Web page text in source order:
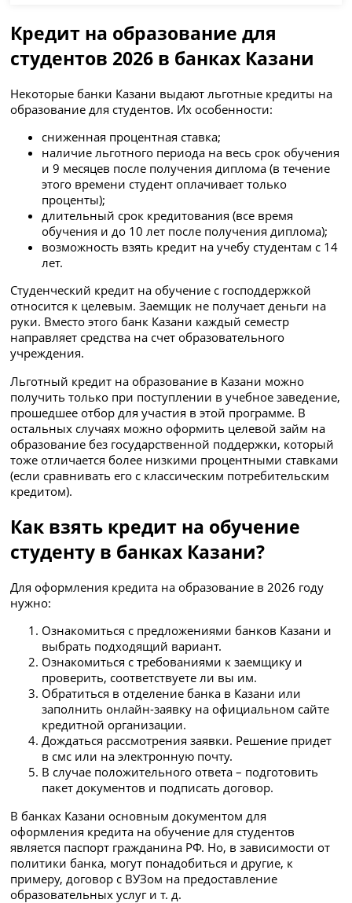
Кредит на образование для
студентов 2026 в банках Казани
Некоторые банки Казани выдают льготные кредиты на
образование для студентов. Их особенности:
сниженная процентная ставка;
наличие льготного периода на весь срок обучения
и 9 месяцев после получения диплома (в течение
этого времени студент оплачивает только
проценты);
длительный срок кредитования (все время
обучения и до 10 лет после получения диплома);
возможность взять кредит на учебу студентам с 14
лет.
Студенческий кредит на обучение с господдержкой
относится к целевым. Заемщик не получает деньги на
руки. Вместо этого банк Казани каждый семестр
направляет средства на счет образовательного
учреждения.
Льготный кредит на образование в Казани можно
получить только при поступлении в учебное заведение,
прошедшее отбор для участия в этой программе. В
остальных случаях можно оформить целевой займ на
образование без государственной поддержки, который
тоже отличается более низкими процентными ставками
(если сравнивать его с классическим потребительским
кредитом).
Как взять кредит на обучение
студенту в банках Казани?
Для оформления кредита на образование в 2026 году
нужно:
Ознакомиться с предложениями банков Казани и
выбрать подходящий вариант.
Ознакомиться с требованиями к заемщику и
проверить, соответствуете ли вы им.
Обратиться в отделение банка в Казани или
заполнить онлайн-заявку на официальном сайте
кредитной организации.
Дождаться рассмотрения заявки. Решение придет
в смс или на электронную почту.
В случае положительного ответа – подготовить
пакет документов и подписать договор.
В банках Казани основным документом для
оформления кредита на обучение для студентов
является паспорт гражданина РФ. Но, в зависимости от
политики банка, могут понадобиться и другие, к
примеру, договор с ВУЗом на предоставление
образовательных услуг и т. д.